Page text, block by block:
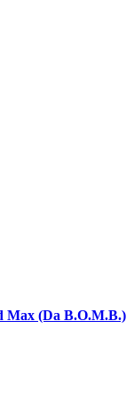
Max (Da B.O.M.B.)